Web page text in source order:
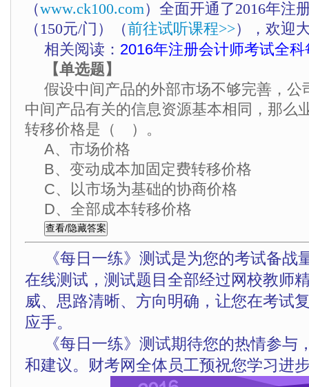
（www.ck100.com）全面开通了2016年注
（150元/门）（前往试听课程>>），欢迎
相关阅读： 2016年注册会计师考试全
【单选题】
假设中间产品的外部市场不够完善，公
中间产品有关的信息资源基本相同，那么
转移价格是（ ）。
A、市场价格
B、变动成本加固定费转移价格
C、以市场为基础的协商价格
D、全部成本转移价格
《每日一练》测试是为您的考试备战
在线测试，测试题目全部经过网校教师
威、思路清晰、方向明确，让您在考试
应手。
《每日一练》测试期待您的热情参与
和建议。财考网全体员工预祝您学习进